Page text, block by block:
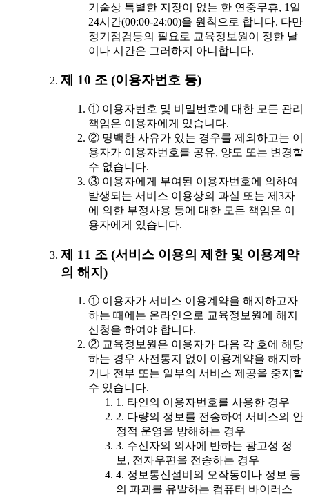
기술상 특별한 지장이 없는 한 연중무휴, 1일
24시간(00:00-24:00)을 원칙으로 합니다. 다만
정기점검등의 필요로 교육정보원이 정한 날
이나 시간은 그러하지 아니합니다.
제 10 조 (이용자번호 등)
① 이용자번호 및 비밀번호에 대한 모든 관리
책임은 이용자에게 있습니다.
② 명백한 사유가 있는 경우를 제외하고는 이
용자가 이용자번호를 공유, 양도 또는 변경할
수 없습니다.
③ 이용자에게 부여된 이용자번호에 의하여
발생되는 서비스 이용상의 과실 또는 제3자
에 의한 부정사용 등에 대한 모든 책임은 이
용자에게 있습니다.
제 11 조 (서비스 이용의 제한 및 이용계약
의 해지)
① 이용자가 서비스 이용계약을 해지하고자
하는 때에는 온라인으로 교육정보원에 해지
신청을 하여야 합니다.
② 교육정보원은 이용자가 다음 각 호에 해당
하는 경우 사전통지 없이 이용계약을 해지하
거나 전부 또는 일부의 서비스 제공을 중지할
수 있습니다.
1. 타인의 이용자번호를 사용한 경우
2. 다량의 정보를 전송하여 서비스의 안
정적 운영을 방해하는 경우
3. 수신자의 의사에 반하는 광고성 정
보, 전자우편을 전송하는 경우
4. 정보통신설비의 오작동이나 정보 등
의 파괴를 유발하는 컴퓨터 바이러스